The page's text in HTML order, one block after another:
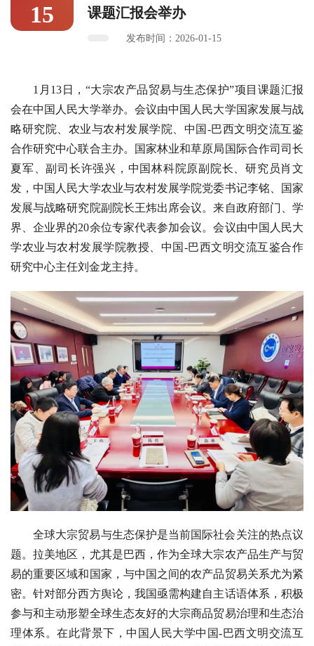
15
课题汇报会举办
发布时间：2026-01-15
1月13日，“大宗农产品贸易与生态保护”项目课题汇报
会在中国人民大学举办。会议由中国人民大学国家发展与战
略研究院、农业与农村发展学院、中国-巴西文明交流互鉴
合作研究中心联合主办。国家林业和草原局国际合作司司长
夏军、副司长许强兴，中国林科院原副院长、研究员肖文
发，中国人民大学农业与农村发展学院党委书记李铭、国家
发展与战略研究院副院长王炜出席会议。来自政府部门、学
界、企业界的20余位专家代表参加会议。会议由中国人民大
学农业与农村发展学院教授、中国-巴西文明交流互鉴合作
研究中心主任刘金龙主持。
全球大宗贸易与生态保护是当前国际社会关注的热点议
题。拉美地区，尤其是巴西，作为全球大宗农产品生产与贸
易的重要区域和国家，与中国之间的农产品贸易关系尤为紧
密。针对部分西方舆论，我国亟需构建自主话语体系，积极
参与和主动形塑全球生态友好的大宗商品贸易治理和生态治
理体系。在此背景下，中国人民大学中国-巴西文明交流互